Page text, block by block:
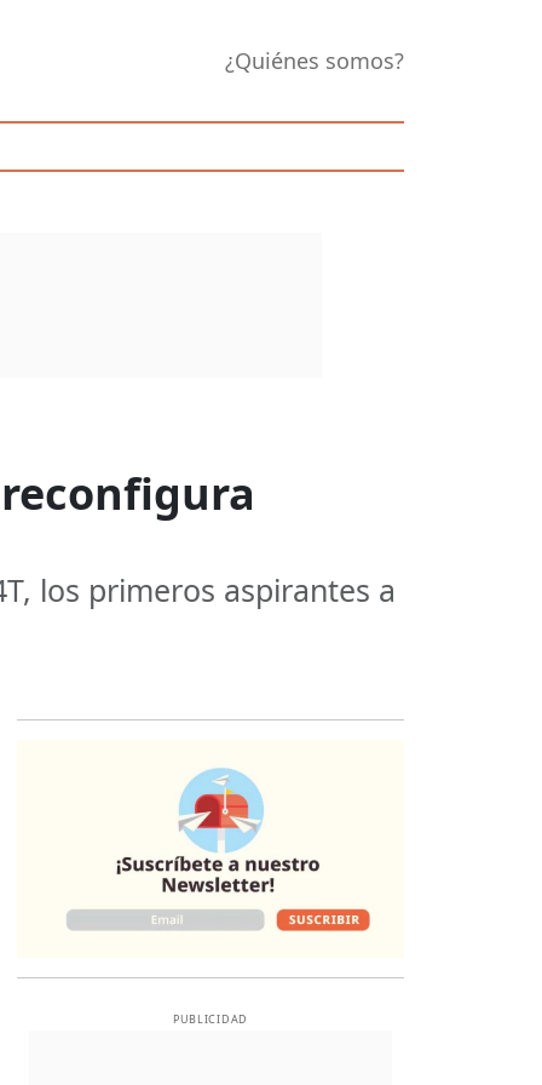
¿Quiénes somos?
los primeros aspirantes a
PUBLICIDAD